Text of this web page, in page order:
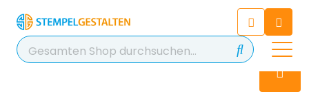
Chatten Sie 24/7 mit unserem
hilfreichen Chatbot
Kontakt
+49 2038 0480 403